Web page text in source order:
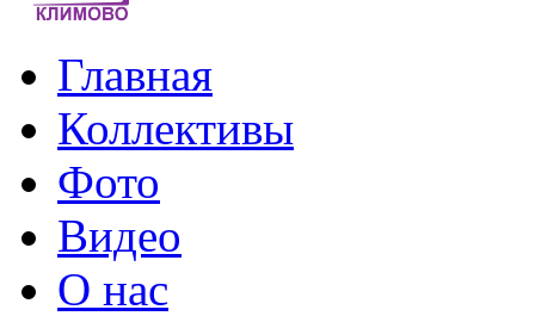
Главная
Коллективы
Фото
Видео
О нас